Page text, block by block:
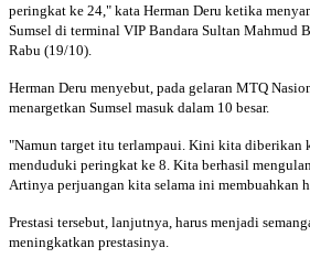
peringkat ke 24," kata Herman Deru ketika
Sumsel di terminal VIP Bandara Sultan Mahmud
Rabu (19/10).
Herman Deru menyebut, pada gelaran MTQ
menargetkan Sumsel masuk dalam 10 besar.
"Namun target itu terlampaui. Kini kita diberikan
menduduki peringkat ke 8. Kita berhasil
Artinya perjuangan kita selama ini membuahkan
Prestasi tersebut, lanjutnya, harus menjadi
meningkatkan prestasinya.